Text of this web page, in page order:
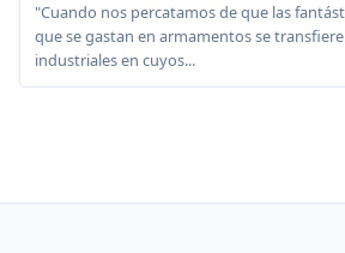
"Cuando nos percatamos de que las
que se gastan en armamentos se
industriales en cuyos...